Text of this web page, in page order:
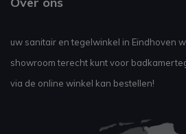
uw sanitair en tegelwinkel in Eindhoven
showroom terecht kunt voor
via de online winkel kan bestellen!